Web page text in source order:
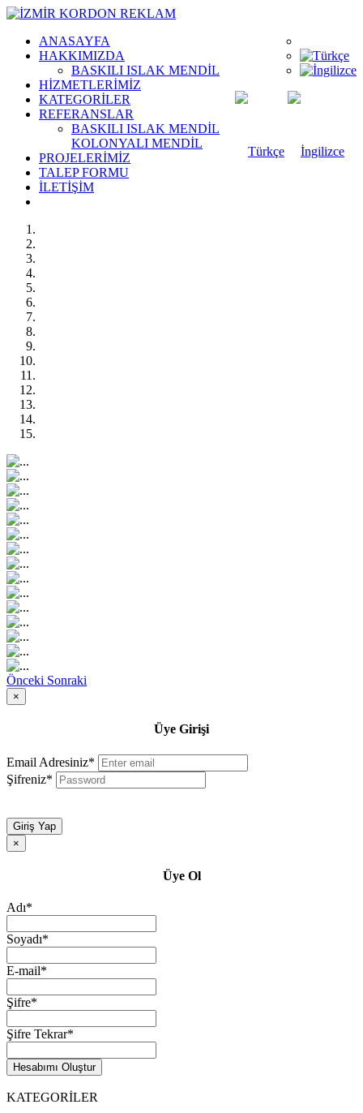
ANASAYFA
HAKKIMIZDA
BASKILI ISLAK MENDİL
HİZMETLERİMİZ
KATEGORİLER
REFERANSLAR
BASKILI ISLAK MENDİL
KOLONYALI MENDİL
PROJELERİMİZ
TALEP FORMU
İLETİŞİM
Önceki Sonraki
×
Üye Girişi
Email Adresiniz*
Şifreniz*
Giriş Yap
×
Üye Ol
Adı*
Soyadı*
E-mail*
Şifre*
Şifre Tekrar*
Hesabımı Oluştur
KATEGORİLER